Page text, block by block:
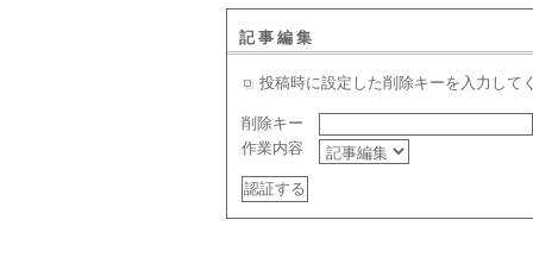
記事編集
投稿時に設定した削除キーを入力して
削除キー
作業内容